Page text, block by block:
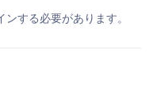
する必要があります。